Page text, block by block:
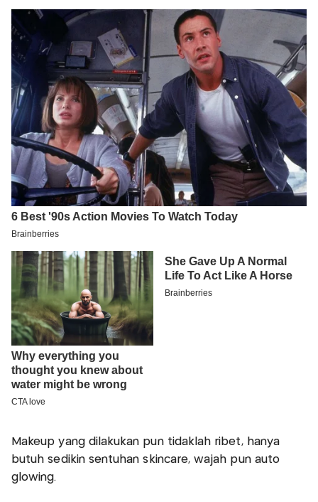
Makeup yang dilakukan pun tidaklah ribet, hanya
butuh sedikin sentuhan skincare, wajah pun auto
glowing.